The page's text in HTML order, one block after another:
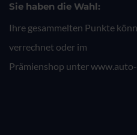
Sie haben die Wahl:
Ihre gesammelten Punkte
verrechnet oder im
Prämienshop unter